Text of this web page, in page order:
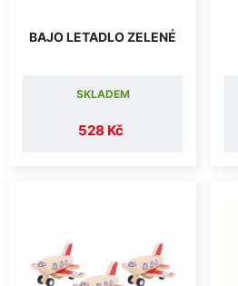
BAJO LETADLO ZELENÉ
528 Kč
SKLADEM